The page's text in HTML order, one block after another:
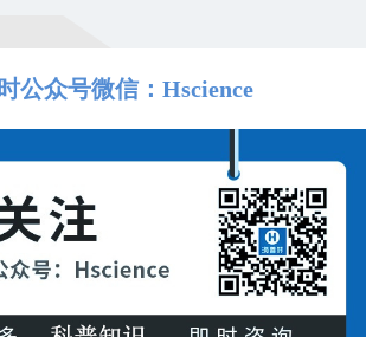
公众号微信：Hscience